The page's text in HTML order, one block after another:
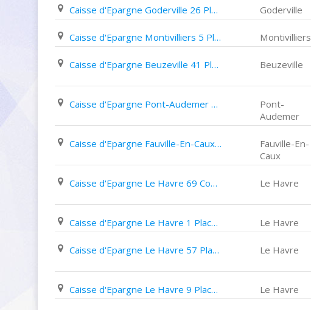
Caisse d'Epargne Goderville 26 Place de Verdun Goderville
Caisse d'Epargne Montivilliers 5 Place Abbé Pierre Montivilliers
Caisse d'Epargne Beuzeville 41 Place de La République Beuzeville
Caisse d'Epargne Pont-Audemer 13 Rue Aristide Briand
Pont-
Audemer
Caisse d'Epargne Fauville-En-Caux 866 Rue Bernard Thélu
Fauville-En-
Caux
Caisse d'Epargne Le Havre 69 Cours de La République Le Havre
Caisse d'Epargne Le Havre 1 Place des Halles Le Havre
Caisse d'Epargne Le Havre 57 Place de L'hôtel de Ville Le Havre
Caisse d'Epargne Le Havre 9 Place Désiré Rebeuf Le Havre